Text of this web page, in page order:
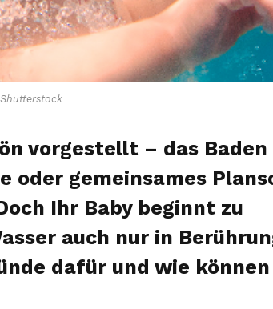
vorgestellt – das
oder gemeinsames
Ihr Baby beginnt zu
auch nur in
dafür und wie können